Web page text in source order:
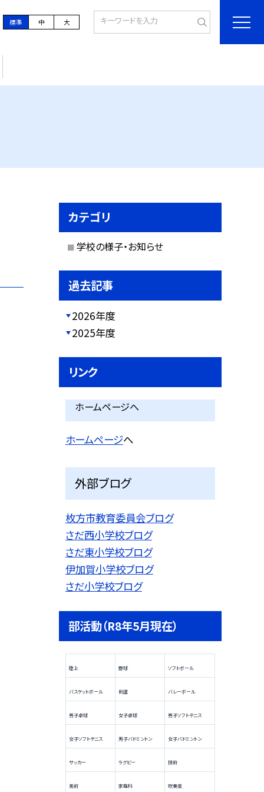
標準 中 大
カテゴリ
学校の様子・お知らせ
過去記事
2026年度
2025年度
リンク
ホームページへ
ホームページへ
外部ブログ
枚方市教育委員会ブログ
さだ西小学校ブログ
さだ東小学校ブログ
伊加賀小学校ブログ
さだ小学校ブログ
部活動（R8年5月現在）
陸上 野球 ソフトボール
バスケットボール 剣道 バレーボール
男子卓球 女子卓球 男子ソフトテニス
女子ソフトテニス 男子バドミントン 女子バドミントン
サッカー ラグビー 技術
美術 家庭科 吹奏楽